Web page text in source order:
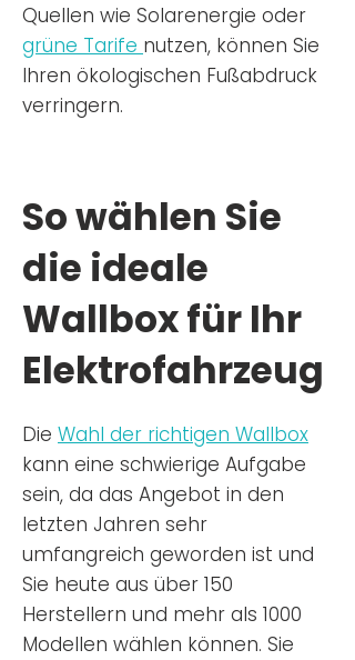
Quellen wie Solarenergie oder
grüne Tarife nutzen, können Sie
Ihren ökologischen Fußabdruck
verringern.
So wählen Sie
die ideale
Wallbox für Ihr
Elektrofahrzeug
Die Wahl der richtigen Wallbox
kann eine schwierige Aufgabe
sein, da das Angebot in den
letzten Jahren sehr
umfangreich geworden ist und
Sie heute aus über 150
Herstellern und mehr als 1000
Modellen wählen können. Sie